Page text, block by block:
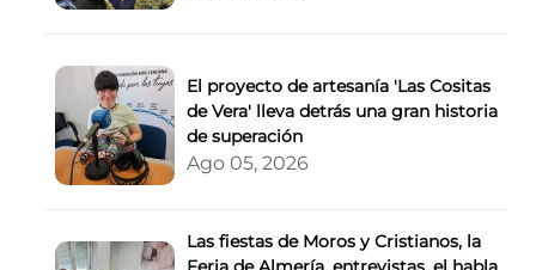
El proyecto de artesanía 'Las Cositas
de Vera' lleva detrás una gran historia
de superación
Ago 05, 2026
Las fiestas de Moros y Cristianos, la